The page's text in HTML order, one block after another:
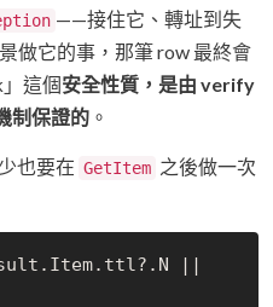
——接住它、轉址到失
做它的事，那筆 row 最終會
這個安全性質，是由 verify
制保證的 。
也要在 GetItem 之後做一次